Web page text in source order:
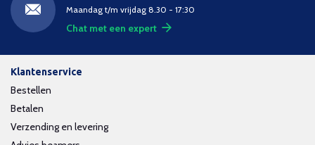
Maandag t/m vrijdag 8.30 - 17:30
Chat met een expert
Klantenservice
Bestellen
Betalen
Verzending en levering